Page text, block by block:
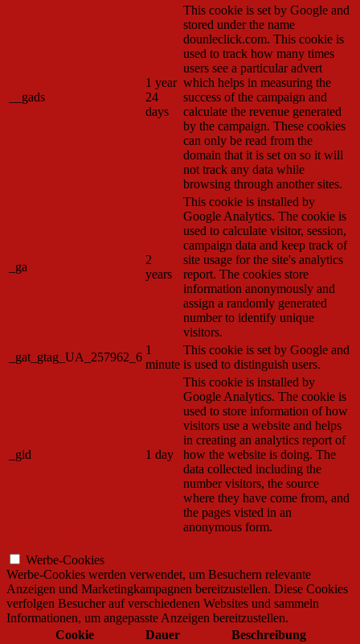
__gads
1 year
24
days
This cookie is set by Google and
stored under the name
dounleclick.com. This cookie is
used to track how many times
users see a particular advert
which helps in measuring the
success of the campaign and
calculate the revenue generated
by the campaign. These cookies
can only be read from the
domain that it is set on so it will
not track any data while
browsing through another sites.
_ga
2
years
This cookie is installed by
Google Analytics. The cookie is
used to calculate visitor, session,
campaign data and keep track of
site usage for the site's analytics
report. The cookies store
information anonymously and
assign a randomly generated
number to identify unique
visitors.
_gat_gtag_UA_257962_6
1
minute
This cookie is set by Google and
is used to distinguish users.
_gid 1 day
This cookie is installed by
Google Analytics. The cookie is
used to store information of how
visitors use a website and helps
in creating an analytics report of
how the website is doing. The
data collected including the
number visitors, the source
where they have come from, and
the pages visted in an
anonymous form.
Werbe-Cookies
Werbe-Cookies werden verwendet, um Besuchern relevante
Anzeigen und Marketingkampagnen bereitzustellen. Diese Cookies
verfolgen Besucher auf verschiedenen Websites und sammeln
Informationen, um angepasste Anzeigen bereitzustellen.
Cookie
Dauer Beschreibung